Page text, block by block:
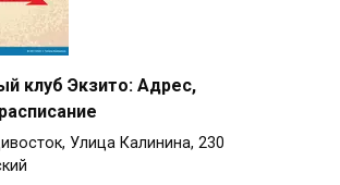
клуб Экзито: Адрес,
Улица Калинина, 230